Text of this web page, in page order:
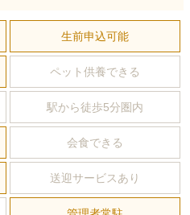
生前申込可能
ペット供養できる
駅から徒歩5分圏内
会食できる
送迎サービスあり